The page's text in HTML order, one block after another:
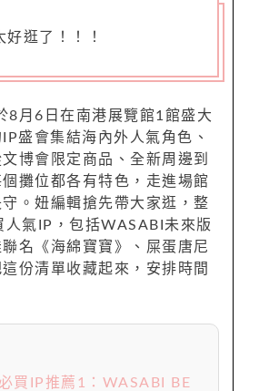
好逛了！！！
8月6日在南港展覽館1館盛大
盛會集結海內外人氣角色、
博會限定商品、全新周邊到
攤位都各有特色，走進場館
。妞編輯搶先帶大家逛，整
人氣IP，包括WASABI未來版
名《海綿寶寶》、屎蛋唐尼
份清單收藏起來，安排時間
買IP推薦1：WASABI BE